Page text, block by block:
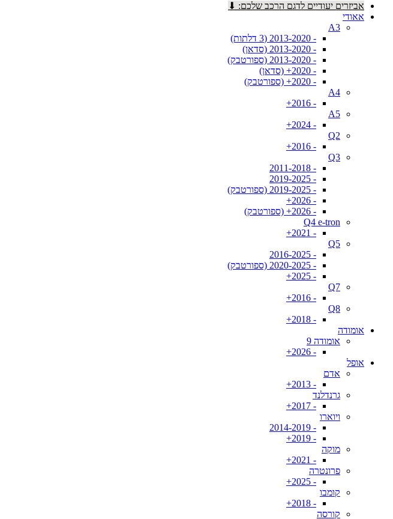
אביזרים יעודיים לדגם הרכב שלכם: ⬇
אאודי
A3
- 2013-2020 (3 דלתות)
- 2013-2020 (סדאן)
- 2013-2020 (ספורטבק)
- 2020+ (סדאן)
- 2020+ (ספורטבק)
A4
- 2016+
A5
- 2024+
Q2
- 2016+
Q3
- 2011-2018
- 2019-2025
- 2019-2025 (ספורטבק)
- 2026+
- 2026+ (ספורטבק)
Q4 e-tron
- 2021+
Q5
- 2016-2025
- 2020-2025 (ספורטבק)
- 2025+
Q7
- 2016+
Q8
- 2018+
אומודה
אומודה 9
- 2026+
אופל
אדם
- 2013+
גרנדלנד
- 2017+
ויוארו
- 2014-2019
- 2019+
מוקה
- 2021+
פרונטרה
- 2025+
קומבו
- 2018+
קורסה